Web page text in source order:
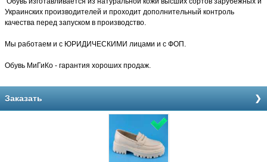
Украинских производителей и проходит дополнительный контроль
качества перед запуском в производство.
Мы работаем и с ЮРИДИЧЕСКИМИ лицами и с ФОП.
Обувь МиГиКо - гарантия хороших продаж.
Заказать